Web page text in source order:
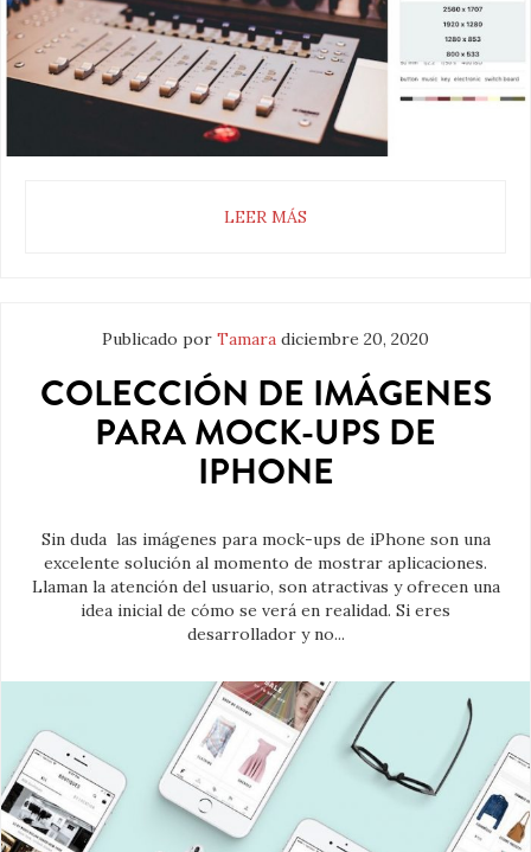
LEER MÁS
Publicado por Tamara diciembre 20, 2020
COLECCIÓN DE IMÁGENES
PARA MOCK-UPS DE
IPHONE
Sin duda las imágenes para mock-ups de iPhone son una
excelente solución al momento de mostrar aplicaciones.
Llaman la atención del usuario, son atractivas y ofrecen una
idea inicial de cómo se verá en realidad. Si eres
desarrollador y no...